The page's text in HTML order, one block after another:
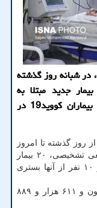
در شبانه روز گذشته
معیارهای قطعی تشخیصی، 20 بیمار جدید مبتلا به
کووید19 در کشور شناسایی و یک نفر از بیماران کووید19 در
از روز گذشته تا امروز
۱۲ خردادماه ۱۴۰۲ و برمبنای معیارهای قطعی تشخیصی، ۲۰ بیمار
جدید مبتلا به کووید۱۹ در کشور شناسایی و ۱۰ نفر از آنها بستری
مجموع بیماران کووید۱۹ در کشور به ۷ میلیون و ۶۱۱ هزار و ۸۸۹